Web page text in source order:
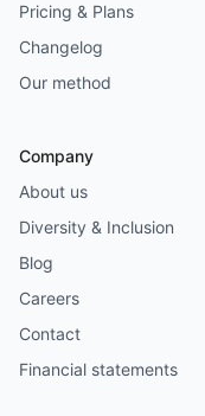
Pricing & Plans
Changelog
Our method
Company
About us
Diversity & Inclusion
Blog
Careers
Contact
Financial statements